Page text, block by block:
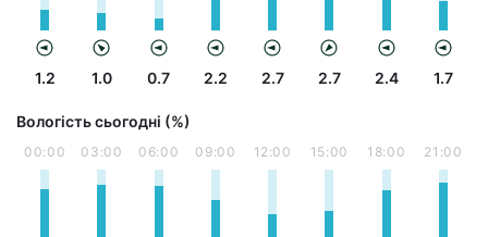
1.2 1.0 0.7 2.2 2.7 2.7 2.4 1.7
Вологість сьогодні (%)
00:00 03:00 06:00 09:00 12:00 15:00 18:00 21:00